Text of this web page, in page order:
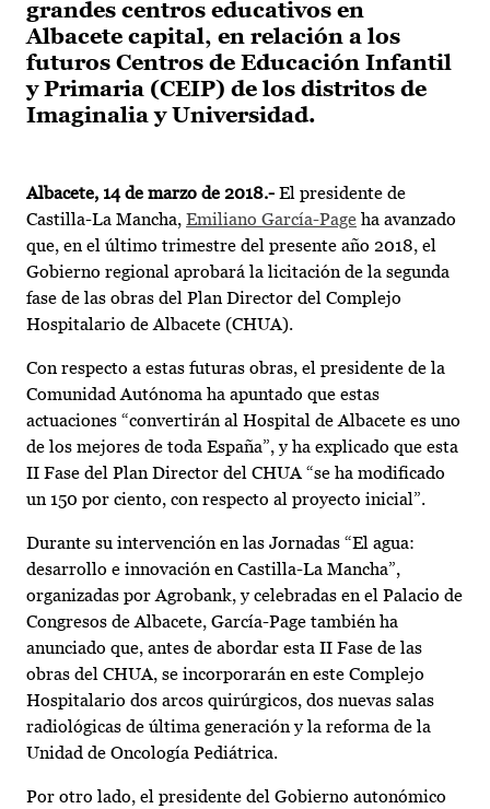
grandes centros educativos en
Albacete capital, en relación a los
futuros Centros de Educación Infantil
y Primaria (CEIP) de los distritos de
Imaginalia y Universidad.
Albacete, 14 de marzo de 2018.- El presidente de
Castilla-La Mancha, Emiliano García-Page ha avanzado
que, en el último trimestre del presente año 2018, el
Gobierno regional aprobará la licitación de la segunda
fase de las obras del Plan Director del Complejo
Hospitalario de Albacete (CHUA).
Con respecto a estas futuras obras, el presidente de la
Comunidad Autónoma ha apuntado que estas
actuaciones “convertirán al Hospital de Albacete es uno
de los mejores de toda España”, y ha explicado que esta
II Fase del Plan Director del CHUA “se ha modificado
un 150 por ciento, con respecto al proyecto inicial”.
Durante su intervención en las Jornadas “El agua:
desarrollo e innovación en Castilla-La Mancha”,
organizadas por Agrobank, y celebradas en el Palacio de
Congresos de Albacete, García-Page también ha
anunciado que, antes de abordar esta II Fase de las
obras del CHUA, se incorporarán en este Complejo
Hospitalario dos arcos quirúrgicos, dos nuevas salas
radiológicas de última generación y la reforma de la
Unidad de Oncología Pediátrica.
Por otro lado, el presidente del Gobierno autonómico